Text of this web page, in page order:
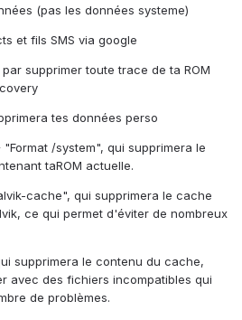
(pas les données systeme)
et fils SMS via google
supprimer toute trace de ta ROM
tes données perso
/system", qui supprimera le
taROM actuelle.
cache", qui supprimera le cache
ce qui permet d'éviter de nombreux
supprimera le contenu du cache,
avec des fichiers incompatibles qui
de problèmes.